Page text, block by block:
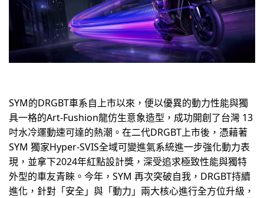
SYM的DRGBT車系自上市以來，便以優異的動力性能與獨
具一格的Art-Fushion龍仿生意象造型，成功開創了台灣 13
吋水冷運動速可達的熱潮。在二代DRGBT上市後，憑藉著
SYM 獨家Hyper-SVIS全域可變進氣系統進一步強化動力表
現，並拿下2024年紅點設計獎，深受追求極致性能與獨特
外型的車友青睞。今年，SYM 再次突破自我，DRGBT持續
進化，針對「安全」與「動力」兩大核心進行全方位升級，